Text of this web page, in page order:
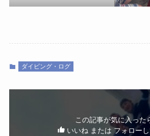
ダイビング・ログ
この記事が気に入った
いいね または フォローし